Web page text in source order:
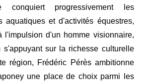
conquiert progressivement les
aquatiques et d'activités équestres,
l'impulsion d'un homme visionnaire,
s'appuyant sur la richesse culturelle
région, Frédéric Pérès ambitionne
une place de choix parmi les